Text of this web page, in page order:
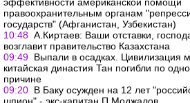
правоохранительным органам
государств" (Афганистан, Узбекистан)
10:48 А.Киртаев: Ваши отставки,
возглавит правительство Казахстана
09:49 Выпали в осадках. Цивилизация
китайская династия Тан погибли по
причине
09:20 В Баку осужден на 12 лет